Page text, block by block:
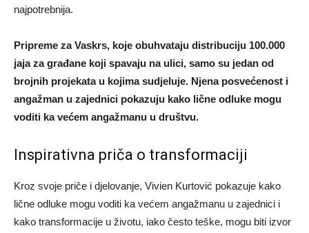
najpotrebnija.
Pripreme za Vaskrs, koje obuhvataju distribuciju 100.000
jaja za građane koji spavaju na ulici, samo su jedan od
brojnih projekata u kojima sudjeluje. Njena posvećenost i
angažman u zajednici pokazuju kako lične odluke mogu
voditi ka većem angažmanu u društvu.
Inspirativna priča o transformaciji
Kroz svoje priče i djelovanje, Vivien Kurtović pokazuje kako
lične odluke mogu voditi ka većem angažmanu u zajednici i
kako transformacije u životu, iako često teške, mogu biti izvor